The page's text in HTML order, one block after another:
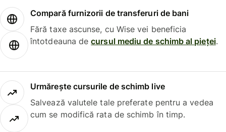
Compară furnizorii de transferuri de bani
Fără taxe ascunse, cu Wise vei beneficia
întotdeauna decursul mediu de schimb al pieței.
Urmărește cursurile de schimb live
Salvează valutele tale preferate pentru a vedea
cum se modifică rata de schimb în timp.